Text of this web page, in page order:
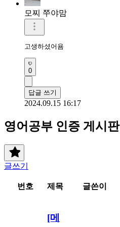
모찌 쭈야맘
고생하셨어욤
0
답글 쓰기
2024.09.15 16:17
영어공부 인증 게시판
글쓰기
번호 제목 글쓴이
[메